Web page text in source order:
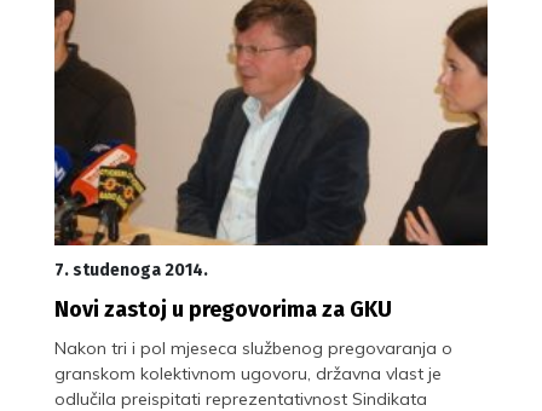
7. studenoga 2014.
Novi zastoj u pregovorima za GKU
Nakon tri i pol mjeseca službenog pregovaranja o
granskom kolektivnom ugovoru, državna vlast je
odlučila preispitati reprezentativnost Sindikata